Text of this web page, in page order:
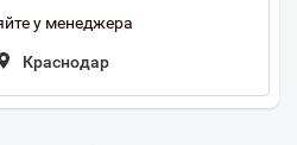
у менеджера
Краснодар